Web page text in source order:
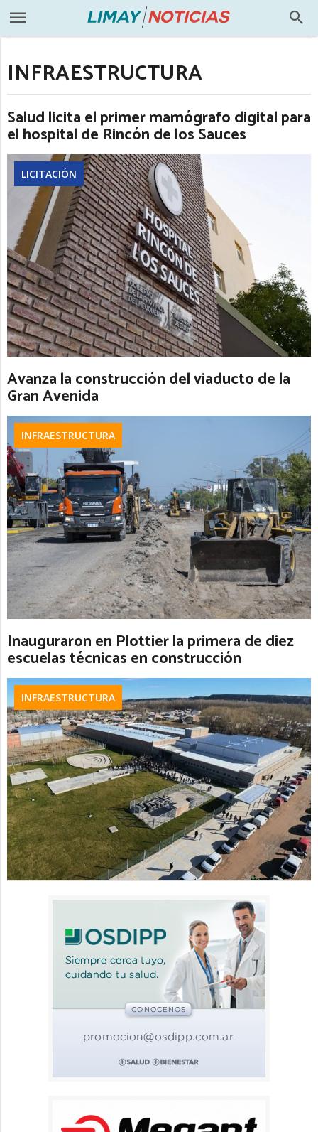
INFRAESTRUCTURA
Salud licita el primer mamógrafo digital para
el hospital de Rincón de los Sauces
LICITACIÓN
Avanza la construcción del viaducto de la
Gran Avenida
INFRAESTRUCTURA
Inauguraron en Plottier la primera de diez
escuelas técnicas en construcción
INFRAESTRUCTURA